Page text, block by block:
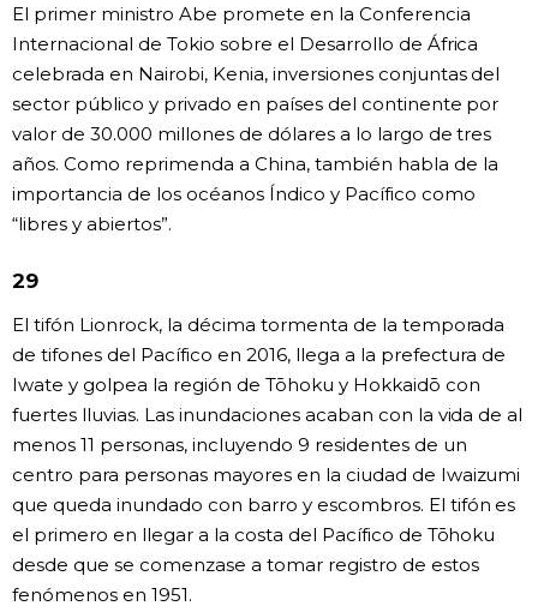
El primer ministro Abe promete en la Conferencia
Internacional de Tokio sobre el Desarrollo de África
celebrada en Nairobi, Kenia, inversiones conjuntas del
sector público y privado en países del continente por
valor de 30.000 millones de dólares a lo largo de tres
años. Como reprimenda a China, también habla de la
importancia de los océanos Índico y Pacífico como
“libres y abiertos”.
29
El tifón Lionrock, la décima tormenta de la temporada
de tifones del Pacífico en 2016, llega a la prefectura de
Iwate y golpea la región de Tōhoku y Hokkaidō con
fuertes lluvias. Las inundaciones acaban con la vida de al
menos 11 personas, incluyendo 9 residentes de un
centro para personas mayores en la ciudad de Iwaizumi
que queda inundado con barro y escombros. El tifón es
el primero en llegar a la costa del Pacífico de Tōhoku
desde que se comenzase a tomar registro de estos
fenómenos en 1951.